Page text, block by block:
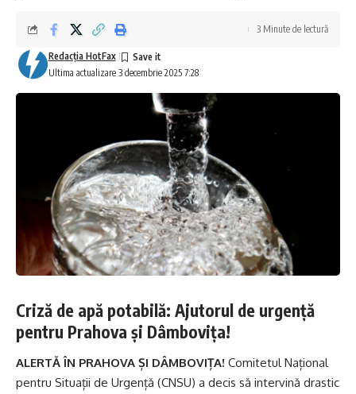
Ultima actualizare 3 decembrie 2025 7:28
Redacţia HotFax
3 Minute de lectură
Criză de apă potabilă: Ajutorul de urgență
pentru Prahova și Dâmbovița!
ALERTĂ ÎN PRAHOVA ȘI DÂMBOVIȚA! Comitetul Național
pentru Situații de Urgență (CNSU) a decis să intervină drastic